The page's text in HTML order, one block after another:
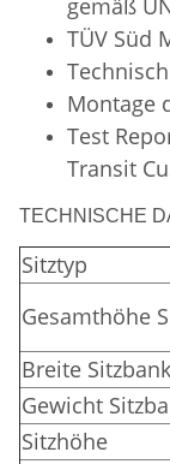
TÜV Süd
Montage
Test
Transit
TECHNISCHE
Sitztyp
Gesamthöhe
Breite Sitzbank
Gewicht
Sitzhöhe